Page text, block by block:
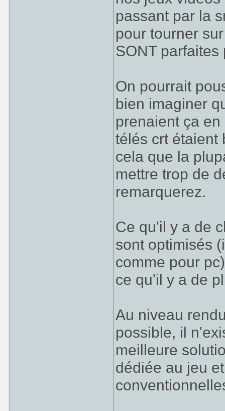
passant par la
pour tourner
SONT
On pourrait
bien imaginer
prenaient ça
télés crt étaient
cela que la
mettre trop de
remarquerez.
Ce qu'il y a de
sont optimisés
comme pour
ce qu'il y a de
Au niveau
possible, il
meilleure
dédiée au jeu